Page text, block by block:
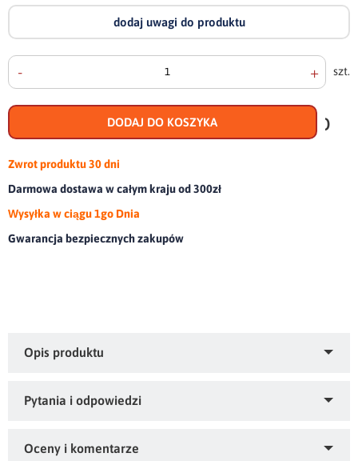
dodaj uwagi do produktu
- + szt.
DODAJ DO KOSZYKA
do
Zwrot produktu30 dni
Darmowa dostawa w całym kraju od 300zł
Wysyłka w ciągu 1go Dnia
Gwarancja bezpiecznych zakupów
miętowy, Gramatura: 1800 GSM, Skład: 100% bawełna
Zapytaj o produkt